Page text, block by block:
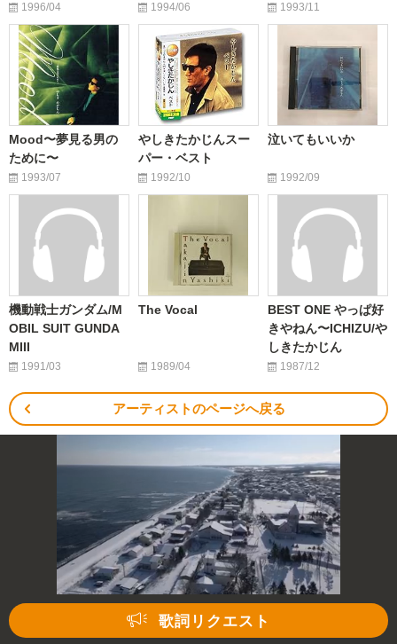
1996/04 1994/06 1993/11
Mood〜夢見る男の
ために〜
1993/07
やしきたかじんスー
パー・ベスト
1992/10
泣いてもいいか
1992/09
機動戦士ガンダム/M
OBIL SUIT GUNDA
MIII
1991/03
The Vocal
1989/04
BEST ONE やっぱ好
きやねん〜ICHIZU/や
しきたかじん
1987/12
アーティストのページへ戻る
歌詞リクエスト